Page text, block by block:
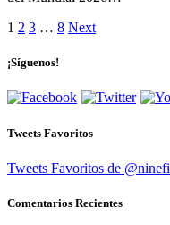
1 2 3 … 8 Next
¡Síguenos!
Tweets Favoritos
Tweets Favoritos de
Comentarios Recientes